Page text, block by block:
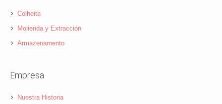
Colheita
Molienda y Extracción
Armazenamento
Empresa
Nuestra Historia